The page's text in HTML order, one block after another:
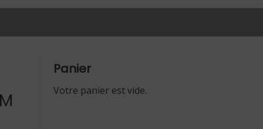
Panier
Votre panier est vide.